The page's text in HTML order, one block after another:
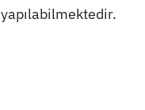
yapılabilmektedir.